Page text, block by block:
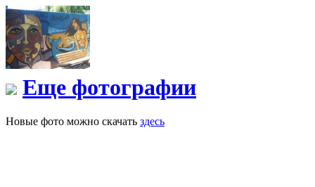
Еще фотографии
Новые фото можно скачать здесь